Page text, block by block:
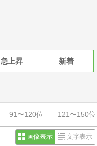
急上昇 新着
91〜120位 121〜150位
画像表示 文字表示